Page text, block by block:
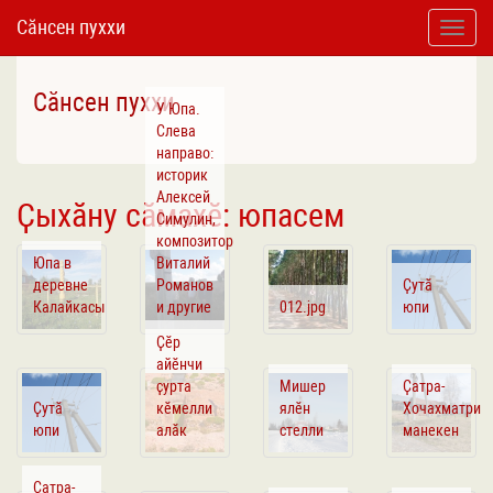
Toggle
Сӑнсен пуххи
Сӑнсен пуххи
Ҫыхӑну сӑмахӗ: юпасем
Юпа в
деревне
Калайкасы
У Юпа.
Слева
направо:
историк
Алексей
Симулин,
композитор
Виталий
Романов
и другие
012.jpg
Ҫутӑ
юпи
Ҫутӑ
юпи
Ҫӗр
айӗнчи
ҫурта
кӗмелли
алӑк
Мишер
ялӗн
стелли
Ҫатра-
Хочахматри
манекен
Ҫатра-